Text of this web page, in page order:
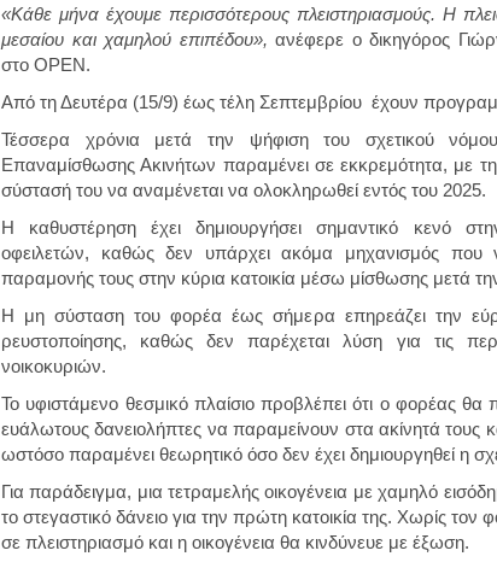
«Κάθε μήνα έχουμε περισσότερους πλειστηριασμούς. Η
μεσαίου και χαμηλού επιπέδου», ανέφερε ο δικηγόρος
στο OPEN.
Από τη Δευτέρα (15/9) έως τέλη Σεπτεμβρίου έχουν
Τέσσερα χρόνια μετά την ψήφιση του σχετικού
Επαναμίσθωσης Ακινήτων παραμένει σε εκκρεμότητα, με τη
σύστασή του να αναμένεται να ολοκληρωθεί εντός του 2025.
Η καθυστέρηση έχει δημιουργήσει σημαντικό κενό
οφειλετών, καθώς δεν υπάρχει ακόμα μηχανισμός που
παραμονής τους στην κύρια κατοικία μέσω μίσθωσης μετά
Η μη σύσταση του φορέα έως σήμερα επηρεάζει την
ρευστοποίησης, καθώς δεν παρέχεται λύση για τις
νοικοκυριών.
Το υφιστάμενο θεσμικό πλαίσιο προβλέπει ότι ο φορέας θα
ευάλωτους δανειολήπτες να παραμείνουν στα ακίνητά τους
ωστόσο παραμένει θεωρητικό όσο δεν έχει δημιουργηθεί η
Για παράδειγμα, μια τετραμελής οικογένεια με χαμηλό
το στεγαστικό δάνειο για την πρώτη κατοικία της. Χωρίς τον
σε πλειστηριασμό και η οικογένεια θα κινδύνευε με έξωση.